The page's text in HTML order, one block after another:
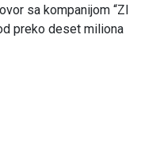
sa kompanijom “ZI
preko deset miliona